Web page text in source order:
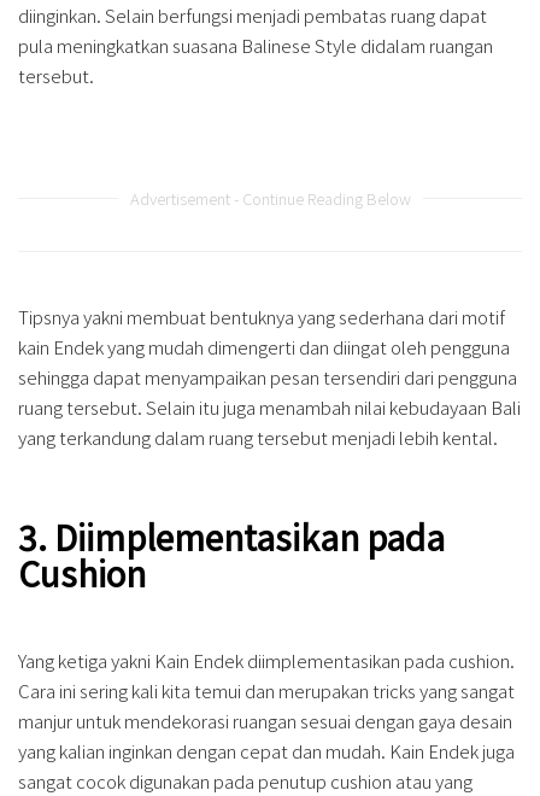
diinginkan. Selain berfungsi menjadi pembatas ruang dapat
pula meningkatkan suasana Balinese Style didalam ruangan
tersebut.
Advertisement - Continue Reading Below
Tipsnya yakni membuat bentuknya yang sederhana dari motif
kain Endek yang mudah dimengerti dan diingat oleh pengguna
sehingga dapat menyampaikan pesan tersendiri dari pengguna
ruang tersebut. Selain itu juga menambah nilai kebudayaan Bali
yang terkandung dalam ruang tersebut menjadi lebih kental.
3. Diimplementasikan pada
Cushion
Yang ketiga yakni Kain Endek diimplementasikan pada cushion.
Cara ini sering kali kita temui dan merupakan tricks yang sangat
manjur untuk mendekorasi ruangan sesuai dengan gaya desain
yang kalian inginkan dengan cepat dan mudah. Kain Endek juga
sangat cocok digunakan pada penutup cushion atau yang